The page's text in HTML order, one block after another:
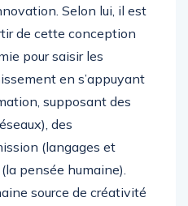
Selon lui, il est
de cette conception
pour saisir les
en s’appuyant
supposant des
des
(langages et
pensée humaine).
source de créativité